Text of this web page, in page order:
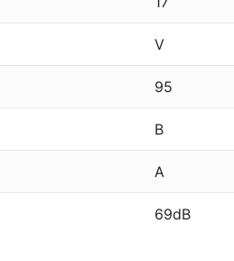
V
95
B
A
69dB